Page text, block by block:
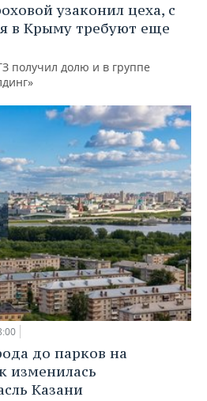
узаконил цеха, с
в Крыму требуют еще
получил долю и в группе
до парков на
изменилась
Казани